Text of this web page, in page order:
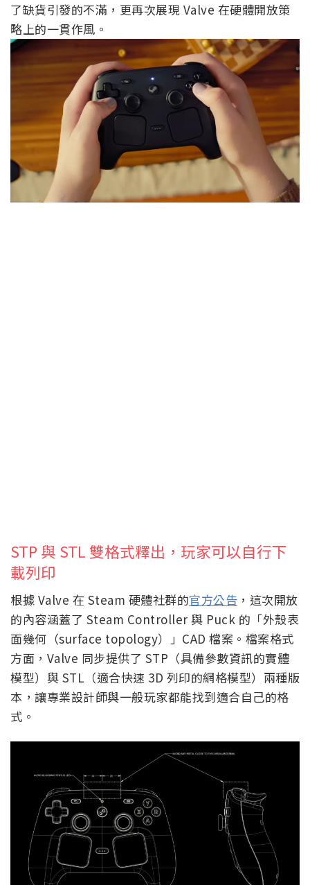
了缺貨引發的不滿，更再次展現 Valve 在硬體開放策
略上的一貫作風。
STP 與 STL 雙格式釋出，玩家可以自行下
載列印
根據 Valve 在 Steam 硬體社群的官方公告 ，這次開放
的內容涵蓋了 Steam Controller 與 Puck 的「外殼表
面幾何（surface topology）」CAD 檔案。檔案格式
方面，Valve 同步提供了 STP（具備參數資訊的實體
模型）與 STL（適合快速 3D 列印的網格模型）兩種版
本，讓專業設計師與一般玩家都能找到適合自己的格
式。